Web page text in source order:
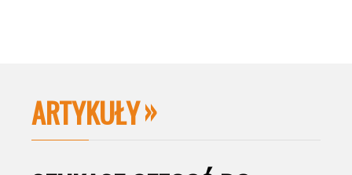
ARTYKUŁY